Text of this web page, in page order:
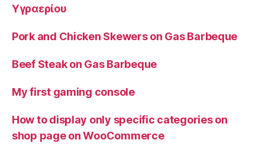
Υγραερίου
Pork and Chicken Skewers on Gas Barbeque
Beef Steak on Gas Barbeque
My first gaming console
How to display only specific categories on
shop page on WooCommerce